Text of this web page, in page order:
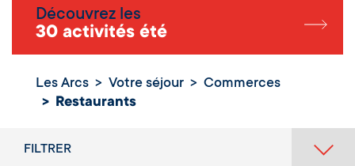
Découvrez les
30 activités été
Les Arcs Votre séjour
Commerces
Restaurants
FILTRER